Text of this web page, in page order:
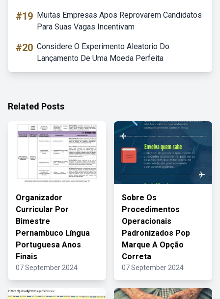
#19 Muitas Empresas Apos Reprovarem Candidatos
Para Suas Vagas Incentivam
#20 Considere O Experimento Aleatorio Do
Lançamento De Uma Moeda Perfeita
Related Posts
Organizador
Curricular Por
Bimestre
Pernambuco Língua
Portuguesa Anos
Finais
07 September 2024
Sobre Os
Procedimentos
Operacionais
Padronizados Pop
Marque A Opção
Correta
07 September 2024